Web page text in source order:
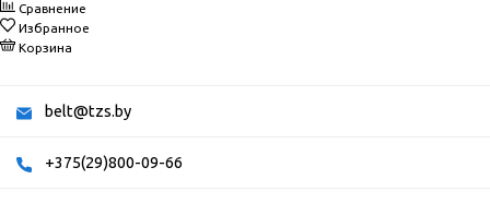
Сравнение
Избранное
Корзина
belt@tzs.by
+375(29)800-09-66